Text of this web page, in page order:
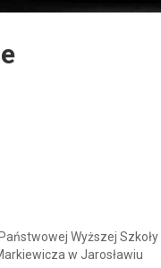
Wyższej Szkoły
w Jarosławiu